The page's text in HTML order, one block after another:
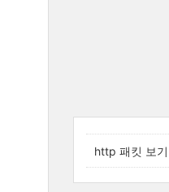
http 패킷 보기